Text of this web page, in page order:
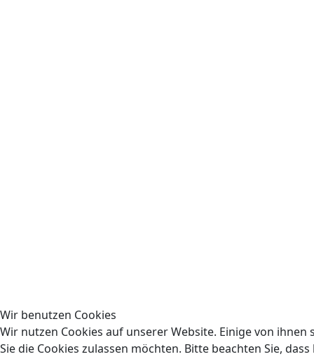
Wir benutzen Cookies
Wir nutzen Cookies auf unserer Website. Einige von
Sie die Cookies zulassen möchten. Bitte beachten Sie,